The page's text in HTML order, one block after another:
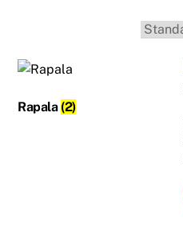
Rapala (2)